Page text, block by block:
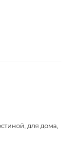
для дома,